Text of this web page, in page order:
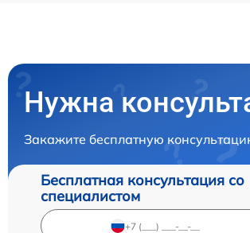
Нужна
Закажите бесплатную
Бесплатная консультация со
специалистом